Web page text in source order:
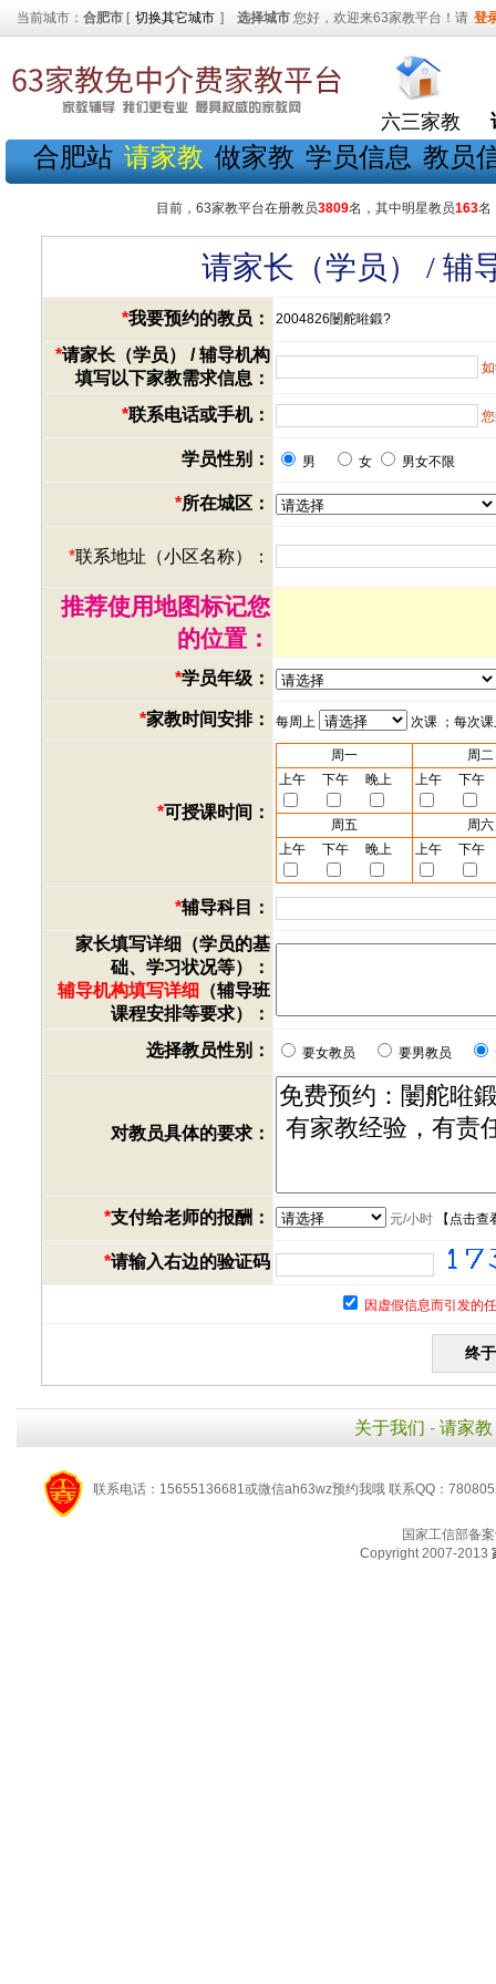
当前城市： 合肥市 [ 切换其它城市 ] 选择城市 您好，欢迎来63家教平台！请 登
六三家教
合肥站 请家教 做家教 学员信息 教员
目前，63家教平台在册教员3809名，其中明星教员163名
请家长（学员） / 辅
*我要预约的教员： 2004826闄舵暀鍛?
*请家长（学员） / 辅导机构
填写以下家教需求信息：
*联系电话或手机：
学员性别： 男 女 男女不限
*所在城区：
*联系地址（小区名称）：
推荐使用地图标记您
的位置：
*学员年级：
*家教时间安排： 每周上 次课 ；每次
*可授课时间：
周一
周二
上午
下午 晚上 上午 下午
周五
周六
上午
下午 晚上 上午 下午
*辅导科目：
家长填写详细（学员的基
础、学习状况等）：
辅导机构填写详细 （辅导班
课程安排等要求）：
选择教员性别：
要女教员 要男教员
对教员具体的要求：
*支付给老师的报酬： 元/小时【 点击查
*请输入右边的验证码
因虚假信息而引发的
关于我们 - 请家教
联系电话：15655136681或微信ah63wz预约我哦 联系QQ：
国家工信部备
Copyright 2007-2013